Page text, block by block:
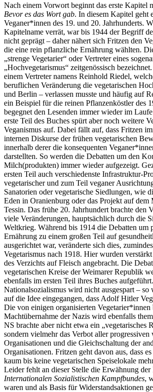
Nach einem Vorwort beginnt das erste Kapitel
Bevor es das Wort gab. In diesem Kapitel geht
Veganer*innen des 19. und 20. Jahrhunderts.
Kapitelname verrät, war bis 1944 der Begriff
nicht geprägt – daher nähert sich Fritzen den
die eine rein pflanzliche Ernährung wählten.
„strenge Vegetarier“ oder Vertreter eines
„Hochvegetarismus“ zeitgenössisch
einem Vertreter namens Reinhold Riedel,
beruflichen Veränderung die vegetarischen
und Berlin – verlassen musste und häufig auf
ein Beispiel für die reinen Pflanzenköstler des
begegnet den Lesenden immer wieder im
erste Teil des Buches spürt aber noch weitere
Veganismus auf. Dabei fällt auf, dass Fritzen
internen Diskurse der frühen vegetarischen
innerhalb derer die konsequenten
darstellten. So werden die Debatten um den
Milch(produkten) immer wieder aufgezeigt.
ersten Teil auch verschiedenste Infrastruktur-
vegetarischer und zum Teil veganer
Sanatorien oder vegetarische Siedlungen, wie
Eden in Oranienburg oder das Projekt auf dem
Tessin. Das frühe 20. Jahrhundert brachte den
viele Veränderungen, hauptsächlich durch die
Weltkrieg. Während bis 1914 die Debatten um
Ernährung zu einem großen Teil auf
ausgerichtet war, veränderte sich dies,
Vegetarismus nach 1918. Hier wurden
des Verzichts auf Fleisch angebracht. Die
vegetarischen Kreise der Weimarer Republik
ebenfalls im ersten Teil ihres Buches
Nationalsozialismus wird nicht ausgespart – so
auf die Idee eingegangen, dass Adolf Hitler
Die von einigen organisierten Vegetarier*innen
Machtübernahme der Nazis wird ebenfalls
NS brachte aber nicht etwa ein „vegetarisches
sondern vielmehr das Verbot aller progressiven
Organisationen und die Gleichschaltung der
Organisationen. Fritzen geht davon aus, dass
kaum bis keine vegetarischen Speiselokale
Leider fehlt an dieser Stelle die Erwähnung der
Internationalen Sozialistischen Kampfbundes,
waren und als Basis für Widerstandsaktionen